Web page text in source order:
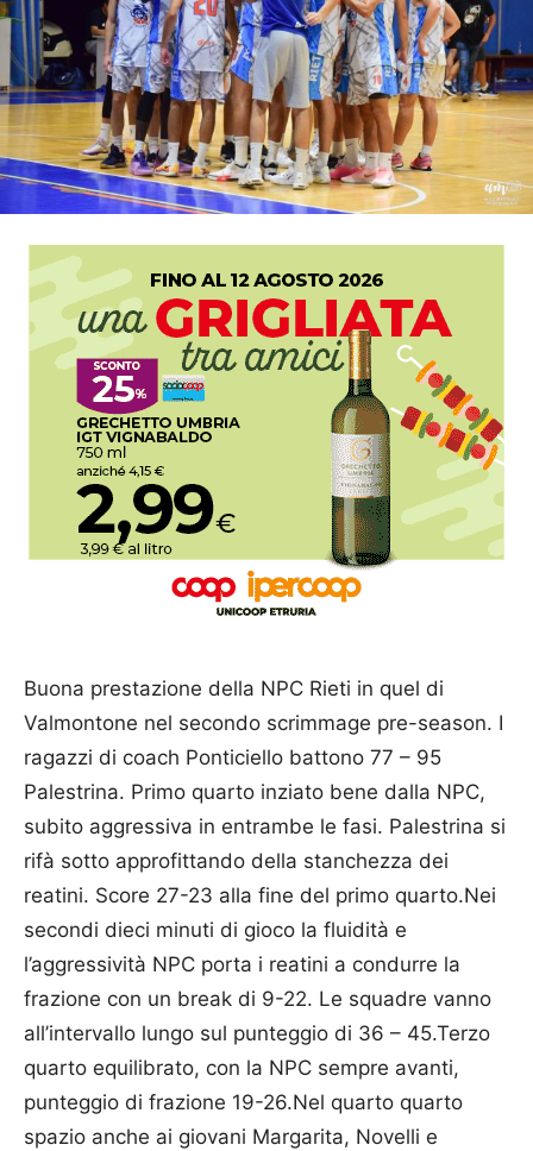
Buona prestazione della NPC Rieti in quel di
Valmontone nel secondo scrimmage pre-season. I
ragazzi di coach Ponticiello battono 77 – 95
Palestrina. Primo quarto inziato bene dalla NPC,
subito aggressiva in entrambe le fasi. Palestrina si
rifà sotto approfittando della stanchezza dei
reatini. Score 27-23 alla fine del primo quarto.Nei
secondi dieci minuti di gioco la fluidità e
l’aggressività NPC porta i reatini a condurre la
frazione con un break di 9-22. Le squadre vanno
all’intervallo lungo sul punteggio di 36 – 45.Terzo
quarto equilibrato, con la NPC sempre avanti,
punteggio di frazione 19-26.Nel quarto quarto
spazio anche ai giovani Margarita, Novelli e